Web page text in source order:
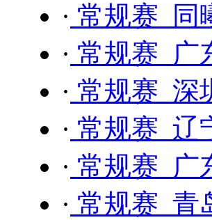
· 常规赛 同
· 常规赛 广
· 常规赛 深
· 常规赛 辽
· 常规赛 广
· 常规赛 青